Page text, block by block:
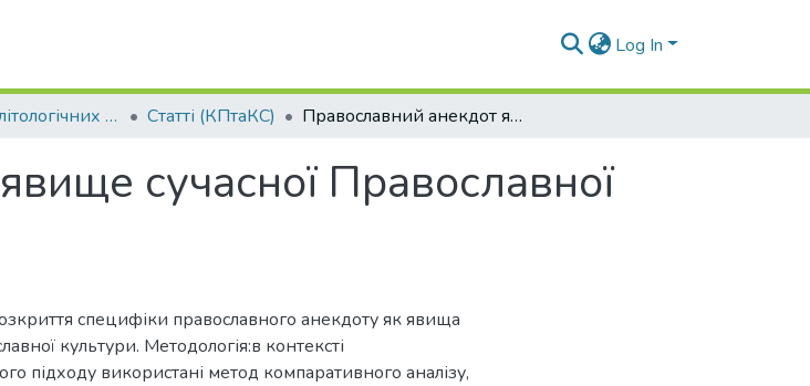
Log In
кафедра політологічних та культурологічних студій Статті (КПтаКС) Православний анекдот як явище сучасної Православної культури
сучасної Православної
специфіки православного анекдоту як явища
культури. Методологія:в контексті
підходу використані метод компаративного аналізу,